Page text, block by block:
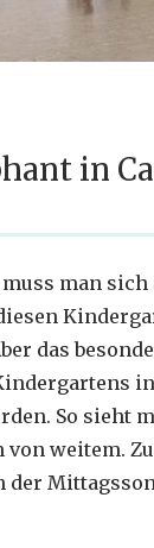
in
man sich
das
So sieht
weitem.
der